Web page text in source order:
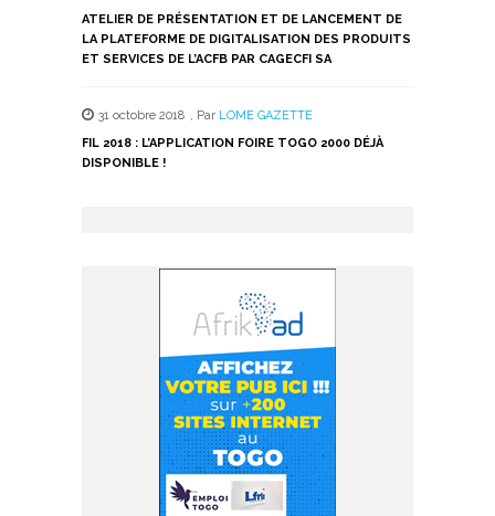
ATELIER DE PRÉSENTATION ET DE LANCEMENT DE
LA PLATEFORME DE DIGITALISATION DES PRODUITS
ET SERVICES DE L’ACFB PAR CAGECFI SA
31 octobre 2018 , Par LOME GAZETTE
FIL 2018 : L’APPLICATION FOIRE TOGO 2000 DÉJÀ
DISPONIBLE !